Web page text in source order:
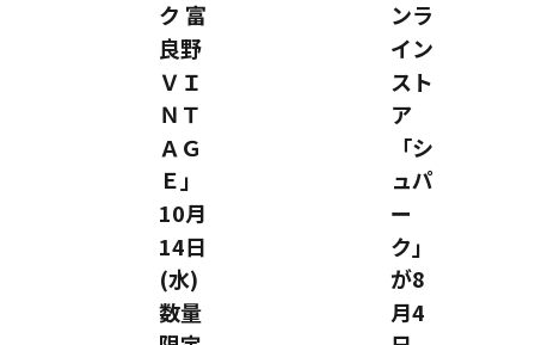
ク 富
良野
ＶＩ
ＮＴ
ＡＧ
Ｅ」
10月
14日
(水)
数量
ンラ
イン
スト
ア
「シ
ュパ
ー
ク」
が8
月4